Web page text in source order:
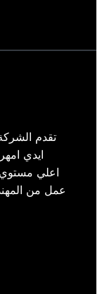
تقدم
ايدي
اعلي مستوي
عمل من